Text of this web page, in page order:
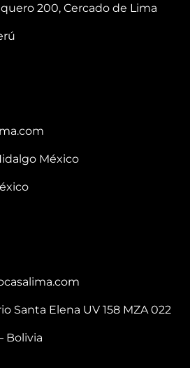
200, Cercado de Lima
México
Santa Elena UV 158 MZA 022
Bolivia